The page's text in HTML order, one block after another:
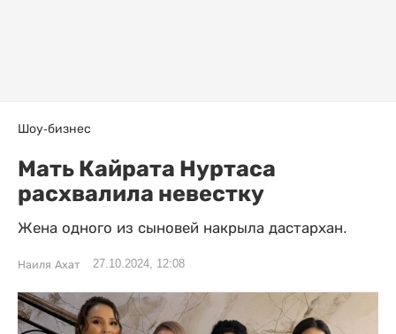
Шоу-бизнес
Мать Кайрата Нуртаса
расхвалила невестку
Жена одного из сыновей накрыла дастархан.
Наиля Ахат 27.10.2024, 12:08